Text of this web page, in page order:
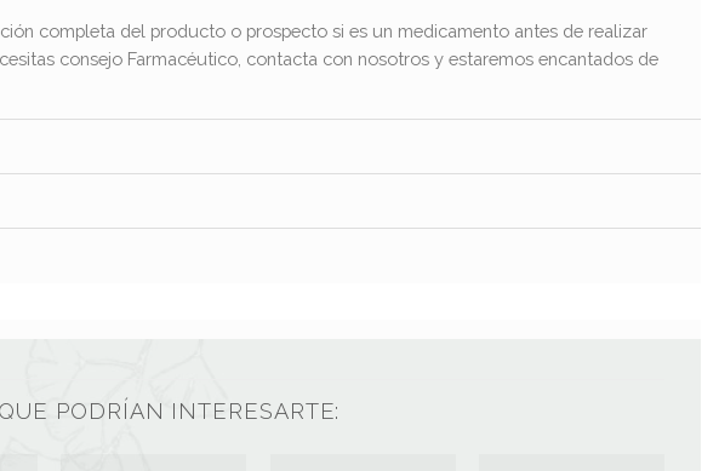
completa del producto o prospecto si es un medicamento antes de realizar
consejo Farmacéutico, contacta con nosotros y estaremos encantados de
PODRÍAN INTERESARTE: